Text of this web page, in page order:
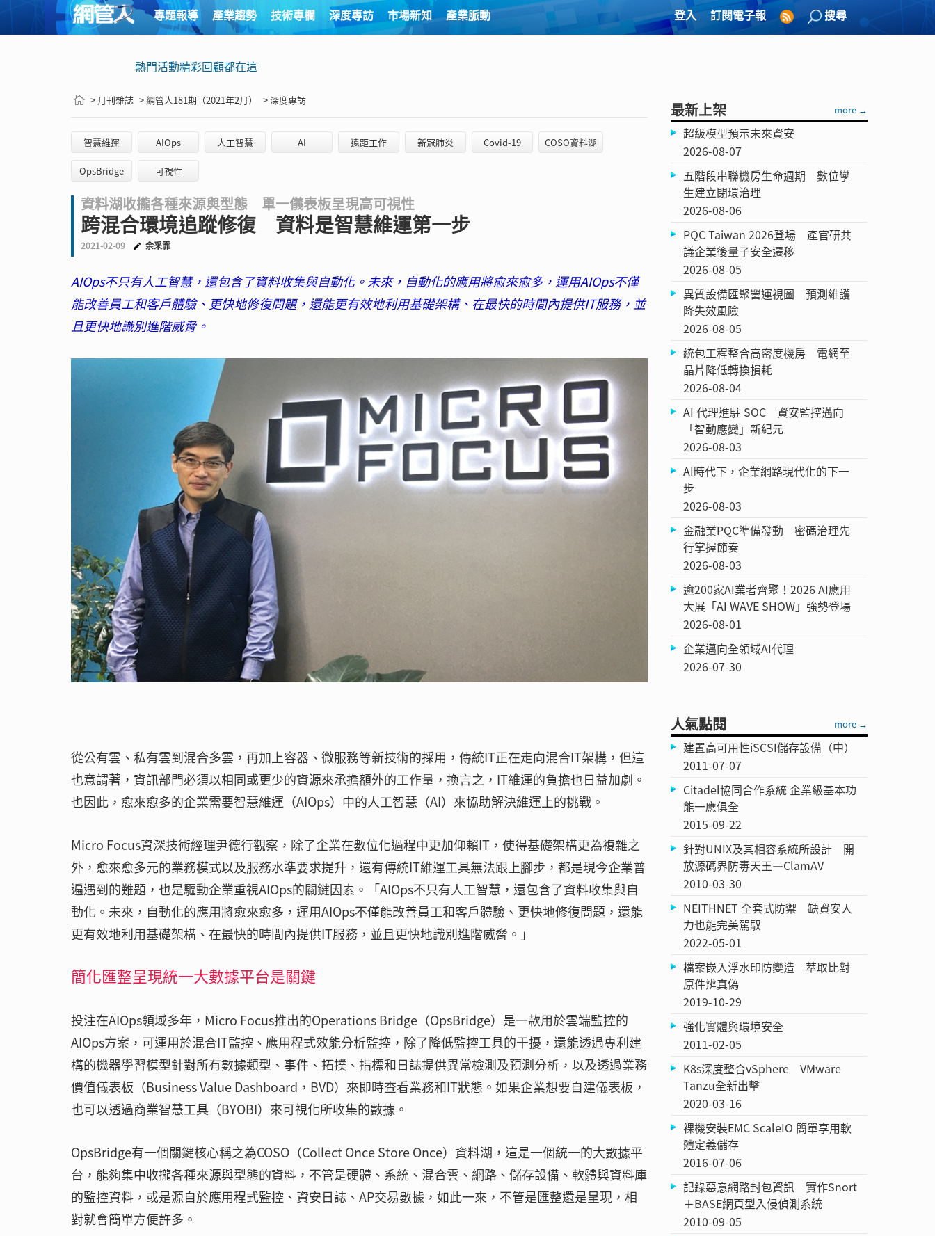
專題報導 產業趨勢 技術專欄 深度專訪 市場新知 產業脈動 登入 訂閱電子報 搜尋
熱門活動精彩回顧都在這
> 月刊雜誌 > 網管人181期（2021年2月） > 深度專訪
智慧維運 AIOps 人工智慧 AI 遠距工作 新冠肺炎 Covid-19 COSO資料湖
OpsBridge 可視性
資料湖收攏各種來源與型態 單一儀表板呈現高可視性
跨混合環境追蹤修復 資料是智慧維運第一步
2021-02-09 余采霏
AIOps不只有人工智慧，還包含了資料收集與自動化。未來，自動化的應用將愈來愈多，運用AIOps不僅
能改善員工和客戶體驗、更快地修復問題，還能更有效地利用基礎架構、在最快的時間內提供IT服務，並
且更快地識別進階威脅。
從公有雲、私有雲到混合多雲，再加上容器、微服務等新技術的採用，傳統IT正在走向混合IT架構，但這
也意謂著，資訊部門必須以相同或更少的資源來承擔額外的工作量，換言之，IT維運的負擔也日益加劇。
也因此，愈來愈多的企業需要智慧維運（AIOps）中的人工智慧（AI）來協助解決維運上的挑戰。
Micro Focus資深技術經理尹德行觀察，除了企業在數位化過程中更加仰賴IT，使得基礎架構更為複雜之
外，愈來愈多元的業務模式以及服務水準要求提升，還有傳統IT維運工具無法跟上腳步，都是現今企業普
遍遇到的難題，也是驅動企業重視AIOps的關鍵因素。「AIOps不只有人工智慧，還包含了資料收集與自
動化。未來，自動化的應用將愈來愈多，運用AIOps不僅能改善員工和客戶體驗、更快地修復問題，還能
更有效地利用基礎架構、在最快的時間內提供IT服務，並且更快地識別進階威脅。」
簡化匯整呈現統一大數據平台是關鍵
投注在AIOps領域多年，Micro Focus推出的Operations Bridge（OpsBridge）是一款用於雲端監控的
AIOps方案，可運用於混合IT監控、應用程式效能分析監控，除了降低監控工具的干擾，還能透過專利建
構的機器學習模型針對所有數據類型、事件、拓撲、指標和日誌提供異常檢測及預測分析，以及透過業務
價值儀表板（Business Value Dashboard，BVD）來即時查看業務和IT狀態。如果企業想要自建儀表板，
也可以透過商業智慧工具（BYOBI）來可視化所收集的數據。
OpsBridge有一個關鍵核心稱之為COSO（Collect Once Store Once）資料湖，這是一個統一的大數據平
台，能夠集中收攏各種來源與型態的資料，不管是硬體、系統、混合雲、網路、儲存設備、軟體與資料庫
的監控資料，或是源自於應用程式監控、資安日誌、AP交易數據，如此一來，不管是匯整還是呈現，相
對就會簡單方便許多。
最新上架 more →
超級模型預示未來資安
2026-08-07
五階段串聯機房生命週期 數位孿
生建立閉環治理
2026-08-06
PQC Taiwan 2026登場 產官研共
議企業後量子安全遷移
2026-08-05
異質設備匯聚營運視圖 預測維護
降失效風險
2026-08-05
統包工程整合高密度機房 電網至
晶片降低轉換損耗
2026-08-04
AI 代理進駐 SOC 資安監控邁向
「智動應變」新紀元
2026-08-03
AI時代下，企業網路現代化的下一
步
2026-08-03
金融業PQC準備發動 密碼治理先
行掌握節奏
2026-08-03
逾200家AI業者齊聚！2026 AI應用
大展「AI WAVE SHOW」強勢登場
2026-08-01
企業邁向全領域AI代理
2026-07-30
人氣點閱 more →
建置高可用性iSCSI儲存設備（中）
2011-07-07
Citadel協同合作系統 企業級基本功
能一應俱全
2015-09-22
針對UNIX及其相容系統所設計 開
放源碼界防毒天王—ClamAV
2010-03-30
NEITHNET 全套式防禦 缺資安人
力也能完美駕馭
2022-05-01
檔案嵌入浮水印防變造 萃取比對
原件辨真偽
2019-10-29
強化實體與環境安全
2011-02-05
K8s深度整合vSphere VMware
Tanzu全新出擊
2020-03-16
裸機安裝EMC ScaleIO 簡單享用軟
體定義儲存
2016-07-06
記錄惡意網路封包資訊 實作Snort
＋BASE網頁型入侵偵測系統
2010-09-05